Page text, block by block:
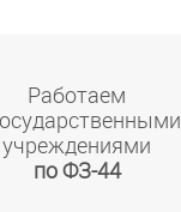
Работаем
учреждениями
по ФЗ-44